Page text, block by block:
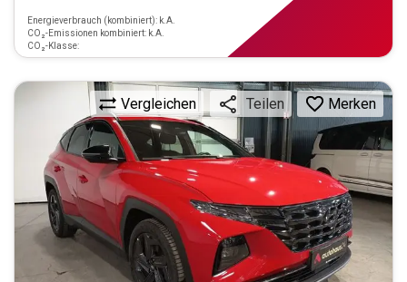
Energieverbrauch (kombiniert): k.A.
CO₂-Emissionen kombiniert: k.A.
CO₂-Klasse:
Vergleichen Teilen Merken